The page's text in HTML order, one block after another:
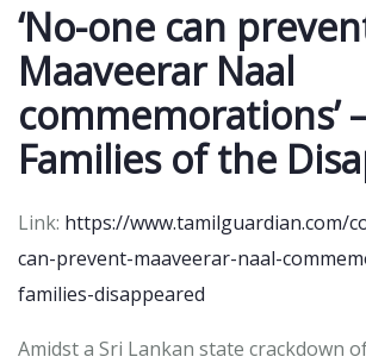
‘No-one can
Maaveerar Naal
commemorations’ –
Families of the
Link: https://www.tamilguardian.com/
can-prevent-maaveerar-naal-
families-disappeared
Amidst a Sri Lankan state crackdown